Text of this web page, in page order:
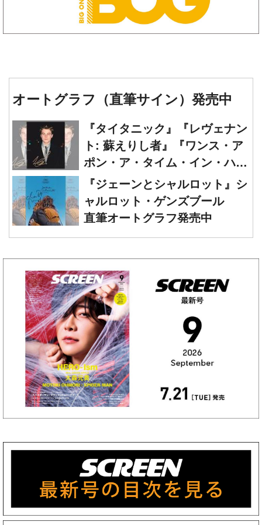
オートグラフ（直筆サイン）発売中
『タイタニック』『レヴェナン
ト: 蘇えりし者』『ワンス・ア
ポン・ア・タイム・イン・ハリ
ウッド』レオナルド・ディカプ
リオ 直筆オートグラフ発売中
『ジェーンとシャルロット』シ
ャルロット・ゲンズブール
直筆オートグラフ発売中